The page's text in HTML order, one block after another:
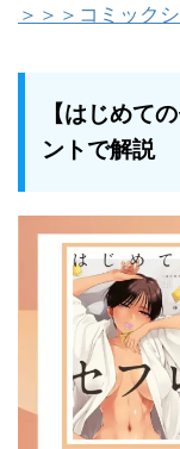
＞＞＞コミック
【はじめて
ントで解説